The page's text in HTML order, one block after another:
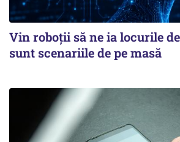
Vin roboţii să ne ia locurile
sunt scenariile de pe masă